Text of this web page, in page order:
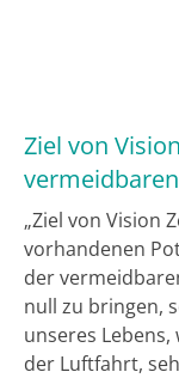
Ziel von
„Ziel von Vision
vorhandenen
der
null zu bringen,
unseres
der Luftfahrt,